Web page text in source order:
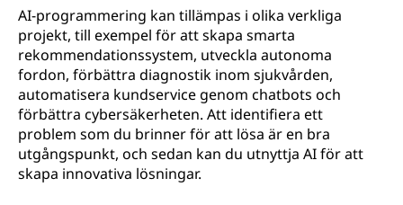
AI-programmering kan tillämpas i olika verkliga
projekt, till exempel för att skapa smarta
rekommendationssystem, utveckla autonoma
fordon, förbättra diagnostik inom sjukvården,
automatisera kundservice genom chatbots och
förbättra cybersäkerheten. Att identifiera ett
problem som du brinner för att lösa är en bra
utgångspunkt, och sedan kan du utnyttja AI för att
skapa innovativa lösningar.